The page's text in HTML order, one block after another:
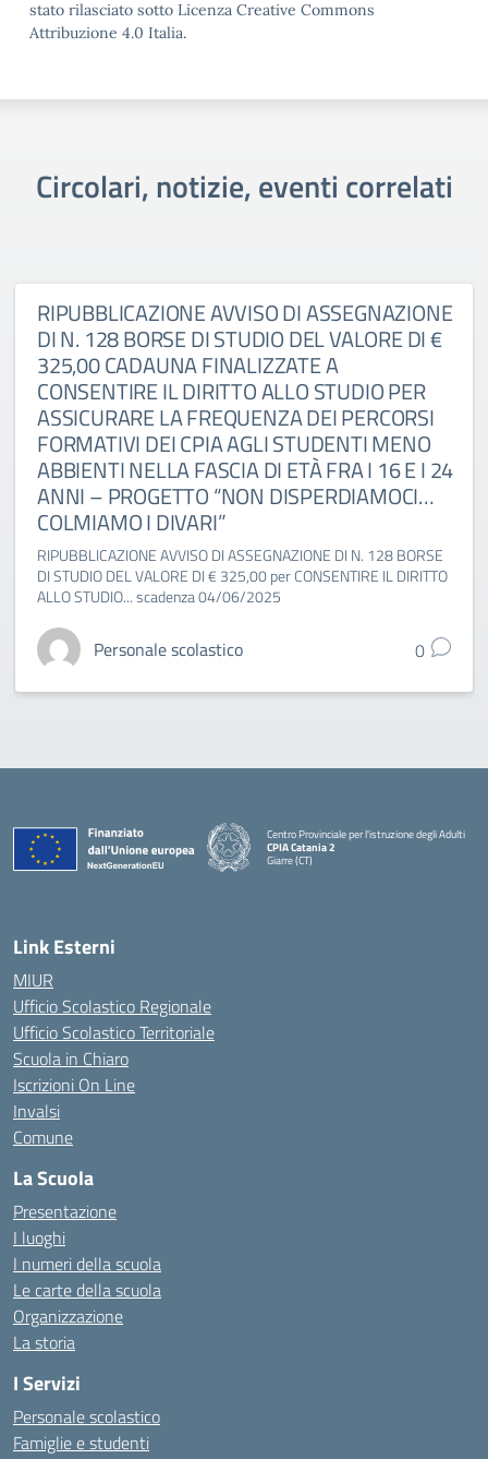
stato rilasciato sotto Licenza Creative Commons
Attribuzione 4.0 Italia.
Circolari, notizie, eventi correlati
RIPUBBLICAZIONE AVVISO DI ASSEGNAZIONE
DI N. 128 BORSE DI STUDIO DEL VALORE DI €
325,00 CADAUNA FINALIZZATE A
CONSENTIRE IL DIRITTO ALLO STUDIO PER
ASSICURARE LA FREQUENZA DEI PERCORSI
FORMATIVI DEI CPIA AGLI STUDENTI MENO
ABBIENTI NELLA FASCIA DI ETÀ FRA I 16 E I 24
ANNI – PROGETTO “NON DISPERDIAMOCI…
COLMIAMO I DIVARI”
RIPUBBLICAZIONE AVVISO DI ASSEGNAZIONE DI N. 128 BORSE
DI STUDIO DEL VALORE DI € 325,00 per CONSENTIRE IL DIRITTO
ALLO STUDIO... scadenza 04/06/2025
Personale scolastico 0
Centro Provinciale per l'istruzione degli Adulti
CPIA Catania 2
Giarre (CT)
Link Esterni
MIUR
Ufficio Scolastico Regionale
Ufficio Scolastico Territoriale
Scuola in Chiaro
Iscrizioni On Line
Invalsi
Comune
La Scuola
Presentazione
I luoghi
I numeri della scuola
Le carte della scuola
Organizzazione
La storia
I Servizi
Personale scolastico
Famiglie e studenti